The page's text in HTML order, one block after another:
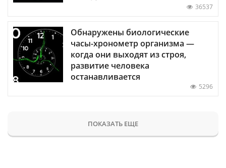
36537
Обнаружены биологические
часы-хронометр организма —
когда они выходят из строя,
развитие человека
останавливается
5296
ПОКАЗАТЬ ЕЩЕ